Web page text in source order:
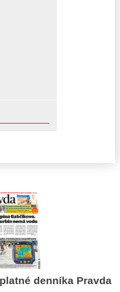
denníka Pravda